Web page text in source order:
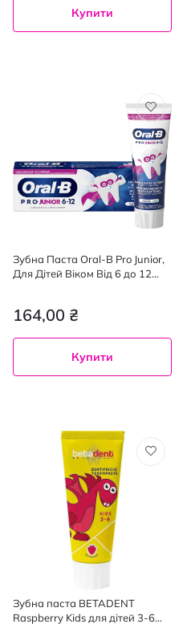
Купити
Зубна Паста Oral-B Pro Junior,
Для Дітей Віком Від 6 до 12
164,00 ₴
Купити
Зубна паста BETADENT
Raspberry Kids для дітей 3-6